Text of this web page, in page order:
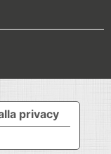
privacy